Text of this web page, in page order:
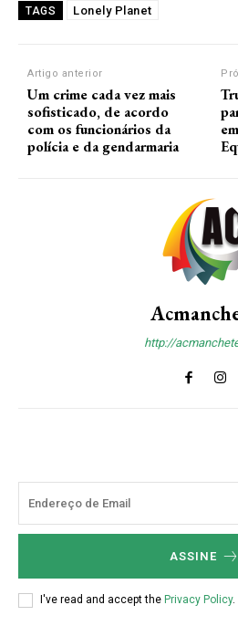
TAGS Lonely Planet
Artigo anterior
Um crime cada vez mais
sofisticado, de acordo
com os funcionários da
polícia e da gendarmaria
http://
ASSINE
I've read and accept the Privacy Policy.